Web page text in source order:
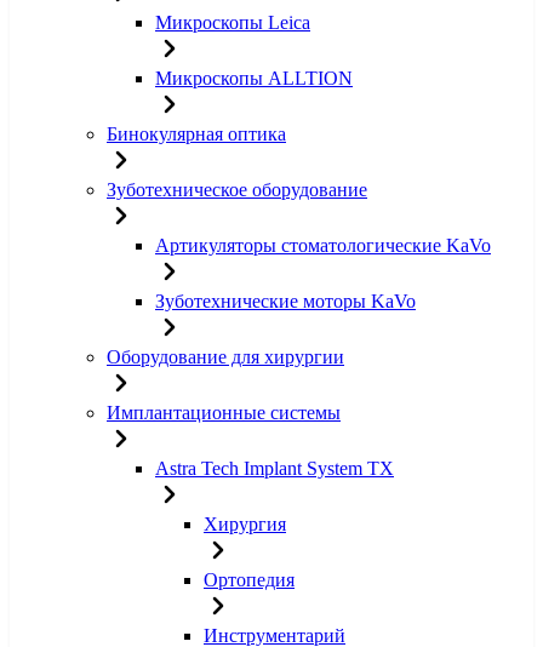
Микроскопы Leica
Микроскопы ALLTION
Бинокулярная оптика
Зуботехническое оборудование
Артикуляторы стоматологические KaVo
Зуботехнические моторы KaVo
Оборудование для хирургии
Имплантационные системы
Astra Tech Implant System TX
Хирургия
Ортопедия
Инструментарий